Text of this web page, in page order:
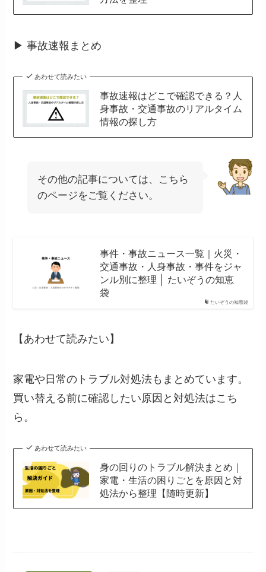
▶ 事故速報まとめ
あわせて読みたい
事故速報はどこで確認できる？人
身事故・交通事故のリアルタイム
情報の探し方
その他の記事については、こちら
のページをご覧ください。
たいぞうの知恵袋
事件・事故ニュース一覧｜火災・
交通事故・人身事故・事件をジャ
ンル別に整理 │ たいぞうの知恵
袋
【あわせて読みたい】
家電や日常のトラブル対処法もまとめています。
買い替える前に確認したい原因と対処法はこち
ら。
あわせて読みたい
身の回りのトラブル解決まとめ｜
家電・生活の困りごとを原因と対
処法から整理【随時更新】